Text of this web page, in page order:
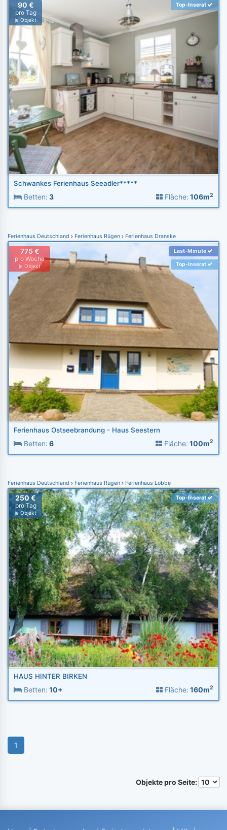
90 €
pro Tag
je Objekt
Top-Inserat
Schwankes Ferienhaus Seeadler*****
Betten: 3 Fläche: 106m2
Ferienhaus Deutschland Ferienhaus Rügen Ferienhaus Dranske
775 €
pro Woche
je Objekt
Last-Minute
Top-Inserat
Ferienhaus Ostseebrandung - Haus Seestern
Betten: 6 Fläche: 100m2
Ferienhaus Deutschland Ferienhaus Rügen Ferienhaus Lobbe
250 €
pro Tag
je Objekt
Top-Inserat
HAUS HINTER BIRKEN
Betten: 10+ Fläche: 160m2
1
Objekte pro Seite: